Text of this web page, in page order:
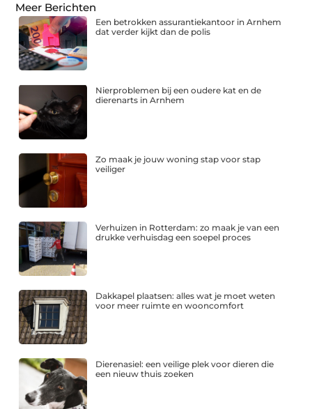
Meer Berichten
Een betrokken assurantiekantoor in Arnhem
dat verder kijkt dan de polis
Nierproblemen bij een oudere kat en de
dierenarts in Arnhem
Zo maak je jouw woning stap voor stap
veiliger
Verhuizen in Rotterdam: zo maak je van een
drukke verhuisdag een soepel proces
Dakkapel plaatsen: alles wat je moet weten
voor meer ruimte en wooncomfort
Dierenasiel: een veilige plek voor dieren die
een nieuw thuis zoeken